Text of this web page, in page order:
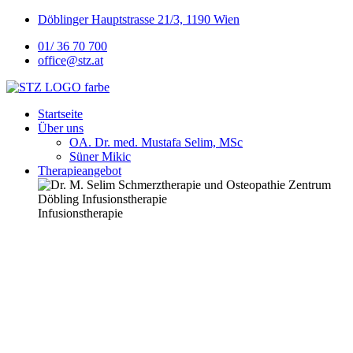
Döblinger Hauptstrasse 21/3, 1190 Wien
01/ 36 70 700
office@stz.at
Startseite
Über uns
OA. Dr. med. Mustafa Selim, MSc
Süner Mikic
Therapieangebot
Infusionstherapie